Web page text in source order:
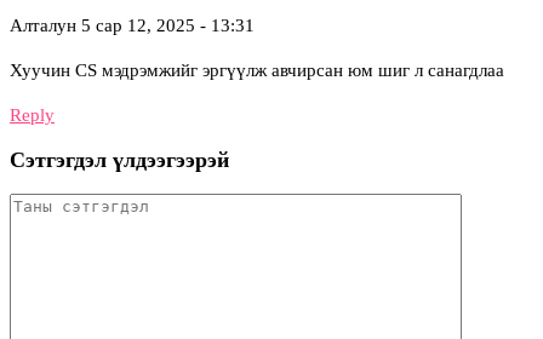
Алталун 5 сар 12, 2025 - 13:31
Хуучин CS мэдрэмжийг эргүүлж авчирсан юм шиг л санагдлаа
Reply
Сэтгэгдэл үлдээгээрэй